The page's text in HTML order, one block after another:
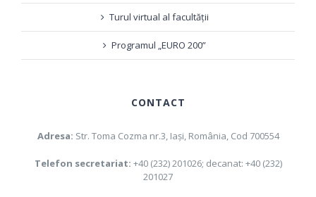
Turul virtual al facultății
Programul „EURO 200”
CONTACT
Adresa: Str. Toma Cozma nr.3, Iaşi, România, Cod 700554
Telefon secretariat: +40 (232) 201026; decanat: +40 (232)
201027